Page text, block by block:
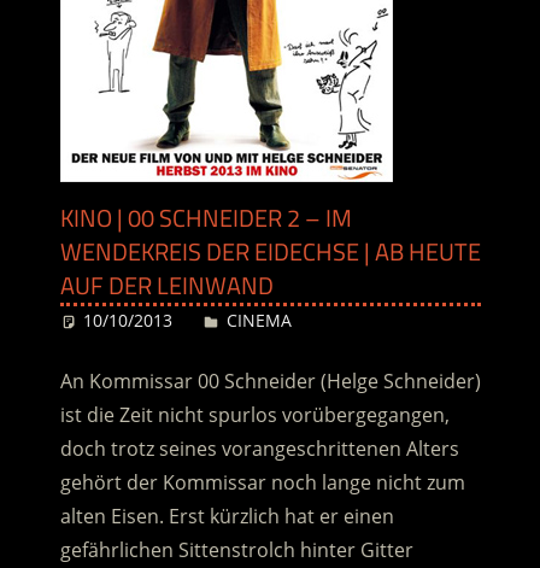
KINO | 00 SCHNEIDER 2 – IM
WENDEKREIS DER EIDECHSE | AB HEUTE
AUF DER LEINWAND
10/10/2013 Desiree
CINEMA
An Kommissar 00 Schneider (Helge Schneider)
ist die Zeit nicht spurlos vorübergegangen,
doch trotz seines vorangeschrittenen Alters
gehört der Kommissar noch lange nicht zum
alten Eisen. Erst kürzlich hat er einen
gefährlichen Sittenstrolch hinter Gitter